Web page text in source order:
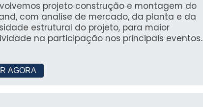
especiais são desenhadas para atender as
SOBRE FORNECEDORES DE
projeto construção e montagem do
com analise de mercado, da planta e da
estrutural do projeto, para maior
na participação nos principais eventos
AGORA